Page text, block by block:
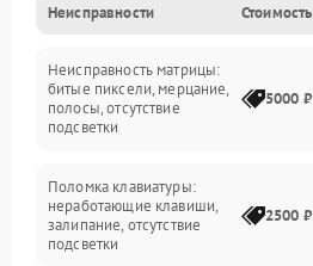
Устройства
Программные ошибки
Электрические и системные сбои
Интерфейсные проблемы
Батарея
Неисправности Стоимость
Неисправность матрицы:
битые пиксели, мерцание,
полосы, отсутствие
подсветки
5000 ₽
Поломка клавиатуры:
неработающие клавиши,
залипание, отсутствие
подсветки
2500 ₽